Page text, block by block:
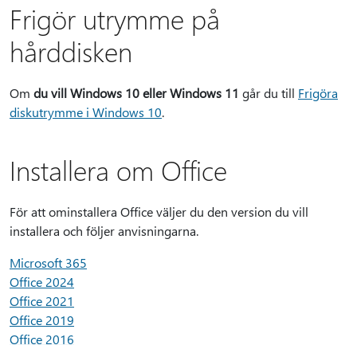
Frigör utrymme på
hårddisken
Om du vill Windows 10 eller Windows 11 går du till Frigöra
diskutrymme i Windows 10.
Installera om Office
För att ominstallera Office väljer du den version du vill
installera och följer anvisningarna.
Microsoft 365
Office 2024
Office 2021
Office 2019
Office 2016